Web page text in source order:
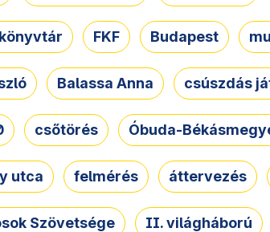
FKF Budapest
Balassa Anna csúszdás
csőtörés Óbuda-
utca felmérés áttervezés
Szövetsége II. világháború